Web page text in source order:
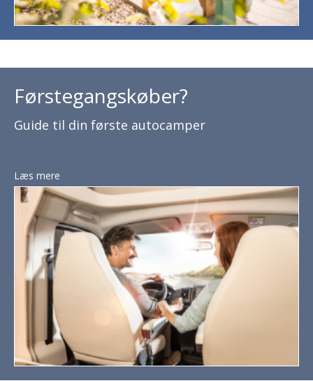
Førstegangskøber?
Guide til din første autocamper
Læs mere